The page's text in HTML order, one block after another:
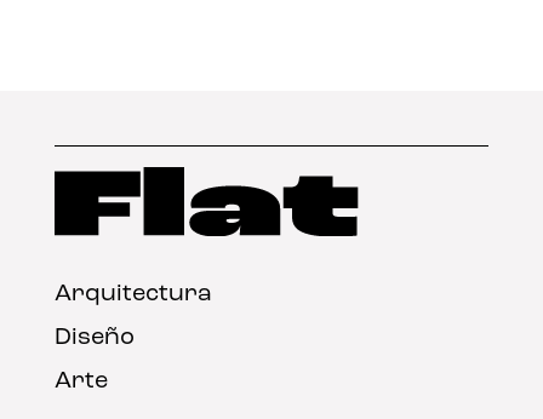
Arquitectura
Diseño
Arte